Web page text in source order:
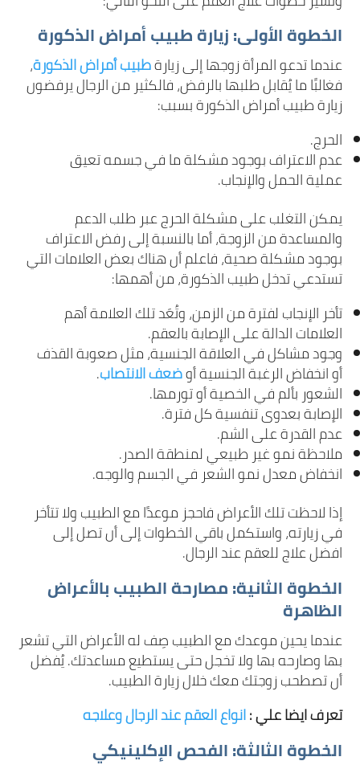
الخطوة الأولى: زيارة طبيب أمراض الذكورة
عندما تدعو المرأة زوجها إلى زيارةطبيب أمراض الذكورة،
فغالبًا ما يُقابل طلبها بالرفض، فالكثير من الرجال يرفضون
زيارة طبيب أمراض الذكورة بسبب:
الحرج.
عدم الاعتراف بوجود مشكلة ما في جسمه تعيق
عملية الحمل والإنجاب.
يمكن التغلب على مشكلة الحرج عبر طلب الدعم
والمساعدة من الزوجة، أما بالنسبة إلى رفض الاعتراف
بوجود مشكلة صحية، فاعلم أن هناك بعض العلامات التي
تستدعي تدخل طبيب الذكورة، من أهمها:
تأخر الإنجاب لفترة من الزمن، وتُعَد تلك العلامة أهم
العلامات الدالة على الإصابة بالعقم.
وجود مشاكل في العلاقة الجنسية، مثل صعوبة القذف
أو انخفاض الرغبة الجنسية أوضعف الانتصاب.
الشعور بألم في الخصية أو تورمها.
الإصابة بعدوى تنفسية كل فترة.
عدم القدرة على الشم.
ملاحظة نمو غير طبيعي لمنطقة الصدر.
انخفاض معدل نمو الشعر في الجسم والوجه.
إذا لاحظت تلك الأعراض فاحجز موعدًا مع الطبيب ولا تتأخر
في زيارته، واستكمل باقي الخطوات إلى أن تصل إلى
افضل علاج للعقم عند الرجال.
الخطوة الثانية: مصارحة الطبيب بالأعراض
الظاهرة
عندما يحين موعدك مع الطبيب صِف له الأعراض التي تشعر
بها وصارحه بها ولا تخجل حتى يستطيع مساعدتك. يُفضل
أن تصطحب زوجتك معك خلال زيارة الطبيب.
تعرف ايضا علي :انواع العقم عند الرجال وعلاجه
الخطوة الثالثة: الفحص الإكلينيكي